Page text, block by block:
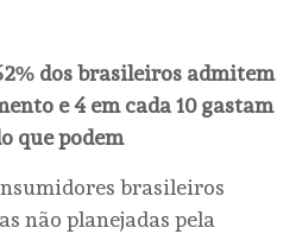
dos brasileiros admitem
e 4 em cada 10 gastam
que podem
brasileiros
não planejadas pela